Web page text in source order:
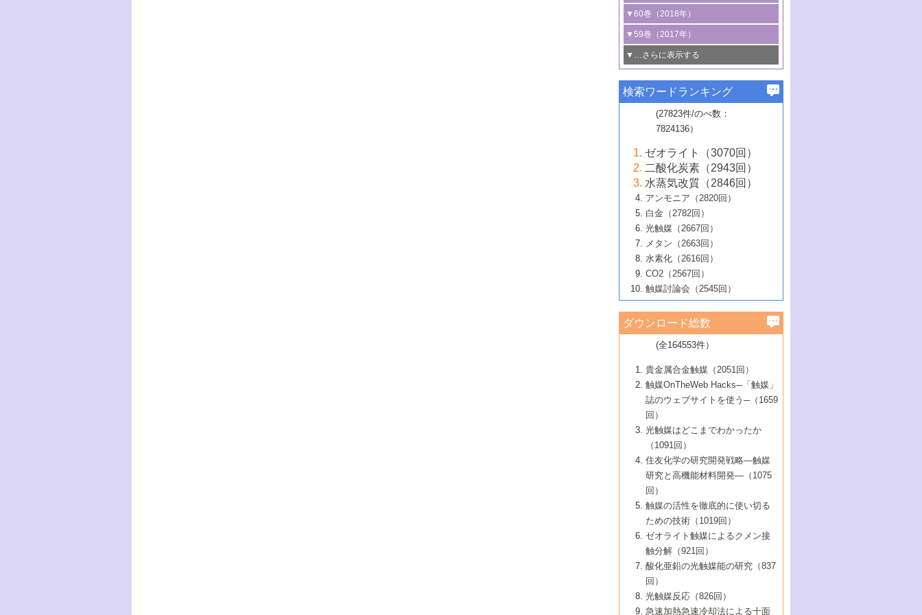
る非貴金属触媒の研究動向
5号 ゼオライトの合成と応用における研
究動向
6号 ヘテロ接合界面
B号 第135回触媒討論会（2025年）
線を利用した触媒解析技術の最先端
5号 単原子触媒
6号 参照触媒委員会からのお知らせ
B号 第133回触媒討論会（2023年）
4号 格子酸素・格子酸素欠陥を利用した
触媒反応
5号 生体触媒によるエネルギー変換反応
6号 窒素とリンの循環のための触媒・機
能性材料
3号 CO の排出削減および有効活用のた
めの触媒技術
4号 若手による情報発信企画～とびたて
若き触媒の研究者たち～（1）
若き触媒の研究者たち～（2）
6号 石油のノーブル・ユースを志向した
触媒技術
大学：オンライン・対面開催）
3号 特殊反応場を利用した触媒的分子変
換反応
4号 多孔質材料を用いた触媒の新展開
5号 情報学的手法を用いた触媒開発
6号 カーボンニュートラルに向けた電解
技術
B号 第127回触媒討論会（2021年・オン
ライン開催(Zoom)のみ）
タリゼーション
2号 機能化学品製造に資するクリーンな
触媒的酸化反応
3号 水処理のための触媒化学
4号 光触媒を用いた水分解の最新の研究
動向
5号 次世代の触媒プロセスを支えるマイ
6号 メタン転換技術の最新動向
B号 第125回触媒討論会（2020年・工学
院大学）
1号 物質移動制御に着目した触媒プロセ
ス開発
2号 CO2 フリー水素サプライチェーンに
関わる触媒開発動向
3号 精密高分子合成に関する最近の研究
動向
4号 バイオマス化成品製造のための触媒
5号 固体触媒による含窒素有機化合物変
換の最前線
6号 貴金属使用量低減に向けた自動車排
ガス浄化触媒の開発
B号 第123回触媒討論会（2019年・大阪
▼60巻（2018年）
1号 固体酸触媒の最新の研究動向
2号 二酸化炭素からの有用化学品合成
3号 ナノ粒子・クラスター触媒の最前線
4号 60周年記念企画
5号 進化するゼオライト合成技術
6号 非貴金属系触媒における電気化学的
B号 第121回触媒討論会（2018年・東京
大学）
▼59巻（2017年）
1号 いたるところに，触媒
最先端技術
3号 無機分離膜材料の開発と触媒反応プ
ロセスへの適用
5号 水素のふるまいを解き明かす最先端
研究
6号 低級アルカンの有効利用のための触
媒技術
B号 第119回触媒討論会（2017年・首都
大学東京）
▼…さらに表示する
1号 ユニークな構造の高分子を生み出す触
2号 リグニンからの化成品製造に向けた触
媒技術
3号 触媒研究の最先端～とびたて若き研究
者たち～（1）
4号 触媒研究の最先端～とびたて若き研究
者たち～（2）
5号 触媒研究の最先端～とびたて若き研究
者たち～（3）
6号 イオニクス材料と燃料電池・電解合成
の最新の研究動向
B号 第117回触媒討論会（2016年・大阪府
立大学）
▼57巻（2015年）
1号 水素キャリアにかかわる触媒技術の新
2号 石油精製用触媒の最近の進展
3号 固体酸化物形燃料電池（SOFC）におけ
るアノード触媒上での燃料直接改質技術
4号 コアシェル構造の制御による触媒機能
5号 工業触媒およびその周辺技術の最近の
進歩
6号 ナノシート
B号 第115回触媒討論会（2015年・成蹊大
▼56巻（2014年）
2号 光触媒反応機構に関する最新の研究動
向
開発動向
4号 人工光合成に向けた近年のアプローチ
5号 未利用熱エネルギーの有効活用に貢献
する触媒技術
6号 ポリオキソメタレート
B号 第113回触媒討論会（2014年・ロワジ
ールホテル豊橋）
1号 高耐久性燃料電池システム用触媒にお
ける新展開
2号 リビングラジカル重合の最近の動向
3号 天然ガスの化学工業的展開に関する触
媒技術
4号 貴金属触媒の精密構造制御とその活用
5号 バイオマス化成品製造のための固体触
6号 ナノ空間─吸着状態解析から新機能開拓
B号 第111回触媒討論会（2013年・関西大
▼54巻（2012年）
1号 規則性多孔体の利用技術における最近
の進歩
2号 第109回触媒討論会
3号 貴金属低減技術の最新動向
4号 貴金属代替技術の最新動向
5号 光触媒による物質変換反応の新展開
6号 グラフェン
7号 水素を利用する化成品合成の新潮流
▼53巻（2011年）
1号 金属学から見る合金触媒の新展開
2号 第107回触媒討論会
3号 触媒のその場観察法の進歩（１）
4号 触媒のその場観察法の進歩（２）
5号 不活性結合の触媒的活性化による有機
合成
6号 新しい固体酸触媒技術
7号 ゼオライト合成における最近の進歩
▼52巻（2010年）
1号 触媒の劣化対策と長寿命触媒開発
2号 第105回触媒討論会
3号 ナノ構造が拓く新機能
4号 活性サイトおよびその環境の精密な設
計による触媒の高機能化
5号 触媒を有効に使うための技術
7号 有機分子触媒による精密有機合成
8号 高機能化ポリオレフィンに向けた重合
触媒の最近の進展
1号 炭素材料－熱い注目を集める材料－
2号 第103回触媒討論会
3号 環境浄化用光触媒の現状と課題
4号 水素社会の実現に向けた水素製造・貯
蔵技術の進歩
5号 CO2が関わる触媒・材料
7号 持続可能社会実現のための触媒および
触媒関連技術
▼50巻（2008年）
1号 触媒化学と学会のこの10年，半世紀，
そして未来
2号 第101回触媒討論会
4号 錯体を利用したユニークな表面構造の
構築と機能
5号 若手会員による触媒研究の未来展望1：
企業編
6号 第102回触媒討論会
7号 触媒・化学反応における計算化学の進
8号 若手研究者による触媒研究の未来展望
2：大学・研究所編
▼49巻（2007年）
1号 含フッ素化合物の合成と触媒
2号 第99回触媒討論会
3号 実用的ファインケミカル合成プロセス
を実現する触媒
5号 こんな物質，あんな物質―新たな触媒
の可能性―
7号 『結晶の化学』を活かした触媒研究
8号 イオン液体の応用
▼48巻（2006年）
1号 固体酸触媒の最近の進歩
2号 第97回触媒討論会
3号 リビング重合触媒の最近の展開
5号 水素製造・貯蔵のための触媒技術の新
しい展開
6号 第98回触媒討論会
7号 基礎化学品製造の触媒技術
8号 多機能型リアクター
1号 最近の触媒担体とその効果
2号 第95回触媒討論会
4号 水分解用光触媒材料
5号 時間分解分光の進歩と応用
6号 第96回触媒討論会
8号 超臨界流体を用いた化学プロセスの新
▼46巻（2004年）
1号 部分酸化反応触媒の最前線
2号 第93回触媒討論会
3号 特殊エネルギー場の触媒反応
4号 生体内における金属の触媒作用
5号 ファインケミカルズの展開に寄与する
6号 第94回触媒討論会
7号 サブナノレベルでみた新しい表面現象
8号 オレフィン重合触媒の新たな展
▼45巻（2003年）
1号 なぜこの触媒が良いのか？
2号 第91回触媒討論会
3号 最近の自動車排ガス処理技術
4号 触媒研究の現状と将来─第90回触媒討論
5号 基礎化学品製造の触媒技術
6号 第92回触媒討論会
7号 基礎化学品製造の触媒技術
8号 資源の循環と触媒技術
▼44巻（2002年）
1号 高次制御された触媒の化学
2号 第89回触媒討論会
3号 触媒を利用した電気化学の新展開
4号 ナノ材料の調製と機能化
5号 こんな触媒が欲しい
6号 第90回触媒討論会
7号 触媒研究と学術雑誌/情報
8号 若い世代からみた触媒化学の現状と未
▼43巻（2001年）
1号 グリーンケミストリーと触媒
2号 第87回触媒討論会特集号
3号 生体触媒とバイオプロセス
4号 水素製造・利用の触媒化学
5号 触媒研究における新しい切り口：コン
ビナトリアルケミストリー
6号 第88回触媒討論会特集号
7号 企業における触媒研究のブレークスル
8号 この材料を触媒として使ってみません
▼42巻（2000年）
1号 触媒反応工学の明日を拓く
2号 第85回触媒討論会
3号 反応ダイナミクス
5号 触媒のおもしろさをどのように伝える
6号 第86回触媒討論会
7号 水素化精製触媒の新しい展開
8号 新しい反応性と機能性を目指した金属
クラスタ-化学
▼41巻（1999年）
1号 孔、穴、あな?-特異な空間とその利用-
2号 第83回触媒討論会
3号 均一系触媒反応最前線
4号 実用炭素材料の新展開
5号 研究の方法論を考える
7号 機能性金属材料と触媒
8号 触媒研究へのNMRの応用と展望
▼40巻（1998年）
進展と21世紀への提言/創立40周年記念・触
媒学会この10年の歩みとこれから/創立40周
2号 第81回触媒討論会
3号 計算機触媒化学へのさそい
4号 触媒劣化の制御と予測
5号 最新の実用プロセスと触媒
6号 第82回触媒討論会
1号 均一系と不均一系触媒反応-その特徴と
接点
2号 第79回触媒討論会
3号 最新NO除去触媒の実用化研究
4号 新しい反応場を目指した触媒調製
5号 反応・分離技術の新しい展開
6号 第80回触媒討論会
▼38巻（1996年）
1号 触媒の構造と触媒作用/C1化学を中心と
する21世紀への触媒
3号 オリンピックメダル:金・銀・銅はどん
な触媒作用を示すか
4号 触媒作用における機能の複合化
▼37巻（1995年）
1号 ファインケミカルズと固体触媒
2号 第75回触媒討論会
3号 希土類を利用した触媒
4号 触媒とリサイクル
5号 エネルギー変換触媒
▼36巻（1994年）
1号 電気化学と触媒
2号 第73回触媒討論会
3号 C4化学の展開
4号 《通常号》
▼35巻（1993年）
1号 工業触媒開発マニュアル―探索から工
業化まで
2号 第71回触媒討論会
▼34巻（1992年）
1号 インパクトを与えたこの研究
2号 第69回触媒討論会
▼33巻（1991年）
1号 触媒プロセス開発マニュアル―探索か
▼32巻（1990年）
検索ワードランキング
(27823件/のべ数：
7824136）
ゼオライト（3070回）
二酸化炭素（2943回）
水蒸気改質（2846回）
アンモニア（2820回）
白金（2782回）
光触媒（2667回）
メタン（2663回）
水素化（2616回）
CO2（2567回）
触媒討論会（2545回）
ダウンロード総数
(全164553件）
貴金属合金触媒（2051回）
触媒OnTheWeb Hacks─「触媒」
誌のウェブサイトを使う─（1659
回）
光触媒はどこまでわかったか
（1091回）
住友化学の研究開発戦略―触媒
研究と高機能材料開発―（1075
回）
触媒の活性を徹底的に使い切る
ための技術（1019回）
ゼオライト触媒によるクメン接
触分解（921回）
酸化亜鉛の光触媒能の研究（837
回）
光触媒反応（826回）
急速加熱急速冷却法による十面